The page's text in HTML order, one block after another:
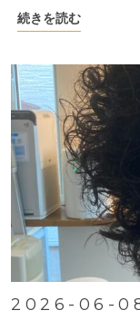
続きを読む
2026-06-